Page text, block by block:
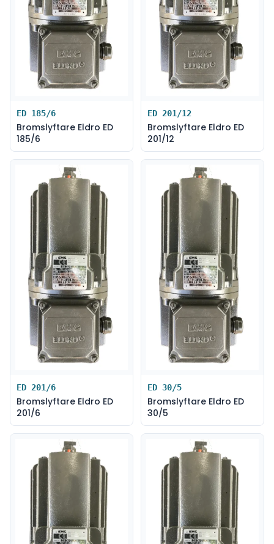
ED 185/6
Bromslyftare Eldro ED
185/6
ED 201/12
Bromslyftare Eldro ED
201/12
ED 201/6
Bromslyftare Eldro ED
201/6
ED 30/5
Bromslyftare Eldro ED
30/5